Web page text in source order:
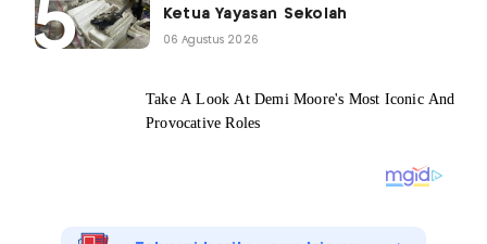
Ketua Yayasan Sekolah
06 Agustus 2026